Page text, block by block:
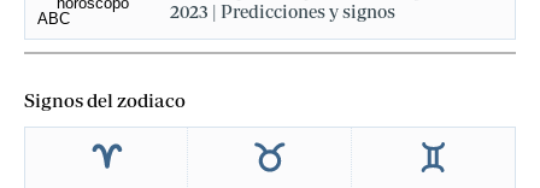
2023 | Predicciones y signos
Signos del zodiaco